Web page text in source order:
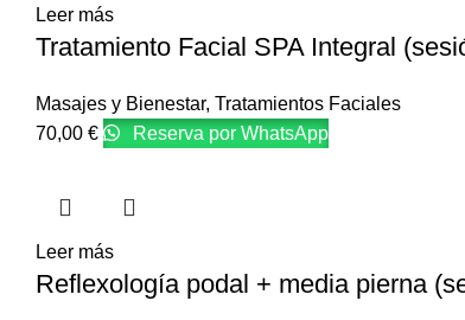
Leer más
Tratamiento Facial SPA Integral
Masajes y Bienestar, Tratamientos Faciales
70,00 € Reserva por WhatsApp
Leer más
Reflexología podal + media pierna